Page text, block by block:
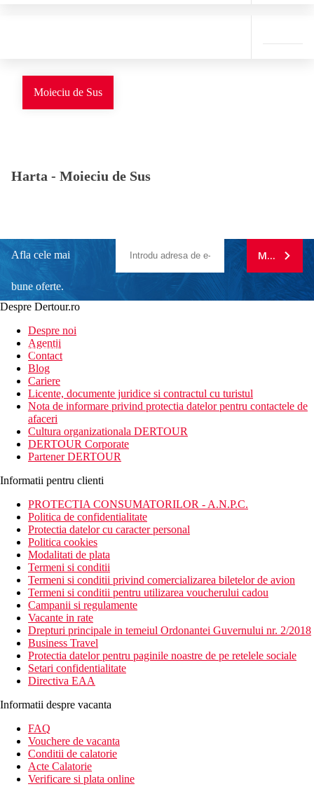
Moieciu de Sus
Harta - Moieciu de Sus
Afla cele mai
bune oferte.
newsletter!
MA
Despre Dertour.ro
Despre noi
Agentii
Contact
Blog
Cariere
Licente, documente juridice si contractul cu turistul
Nota de informare privind protectia datelor pentru contactele de
afaceri
Cultura organizationala DERTOUR
DERTOUR Corporate
Partener DERTOUR
Informatii pentru clienti
PROTECTIA CONSUMATORILOR - A.N.P.C.
Politica de confidentialitate
Protectia datelor cu caracter personal
Politica cookies
Modalitati de plata
Termeni si conditii
Termeni si conditii privind comercializarea biletelor de avion
Termeni si conditii pentru utilizarea voucherului cadou
Campanii si regulamente
Vacante in rate
Drepturi principale in temeiul Ordonantei Guvernului nr. 2/2018
Business Travel
Protectia datelor pentru paginile noastre de pe retelele sociale
Setari confidentialitate
Directiva EAA
Informatii despre vacanta
FAQ
Vouchere de vacanta
Conditii de calatorie
Acte Calatorie
Verificare si plata online